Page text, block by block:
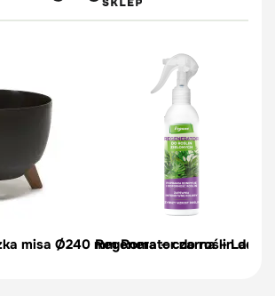
misa Ø240 mm Roma – czarna –
Regenerator do roślin